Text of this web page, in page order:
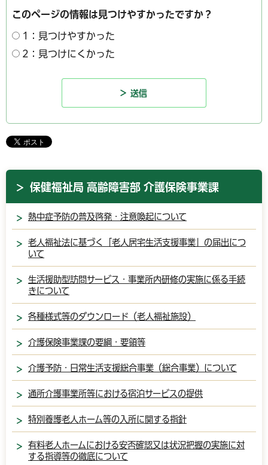
このページの情報は見つけやすかったですか？
1：見つけやすかった
2：見つけにくかった
保健福祉局 高齢障害部 介護保険事業課
熱中症予防の普及啓発・注意喚起について
老人福祉法に基づく「老人居宅生活支援事業」の届出につ
いて
生活援助型訪問サービス・事業所内研修の実施に係る手続
きについて
各種様式等のダウンロード（老人福祉施設）
介護保険事業課の要綱・要領等
介護予防・日常生活支援総合事業（総合事業）について
通所介護事業所等における宿泊サービスの提供
特別養護老人ホーム等の入所に関する指針
有料老人ホームにおける安否確認又は状況把握の実施に対
する指導等の徹底について